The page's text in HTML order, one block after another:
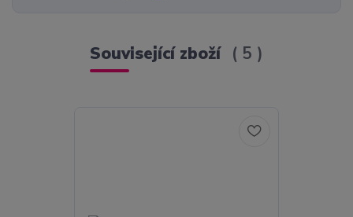
Související zboží 5